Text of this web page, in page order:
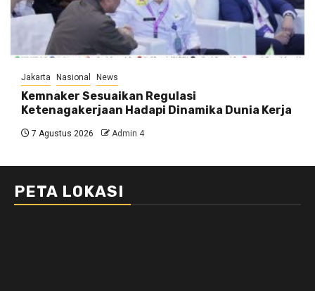
Jakarta Nasional News
Kemnaker Sesuaikan Regulasi
Ketenagakerjaan Hadapi Dinamika Dunia Kerja
7 Agustus 2026 Admin 4
PETA LOKASI